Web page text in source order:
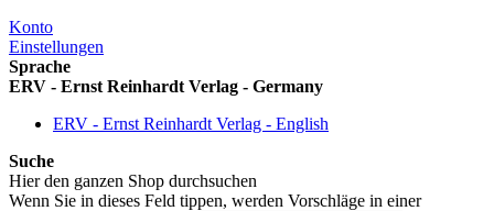
Konto
Einstellungen
Sprache
ERV - Ernst Reinhardt Verlag - Germany
ERV - Ernst Reinhardt Verlag - English
Suche
Hier den ganzen Shop durchsuchen
Wenn Sie in dieses Feld tippen, werden Vorschläge in einer